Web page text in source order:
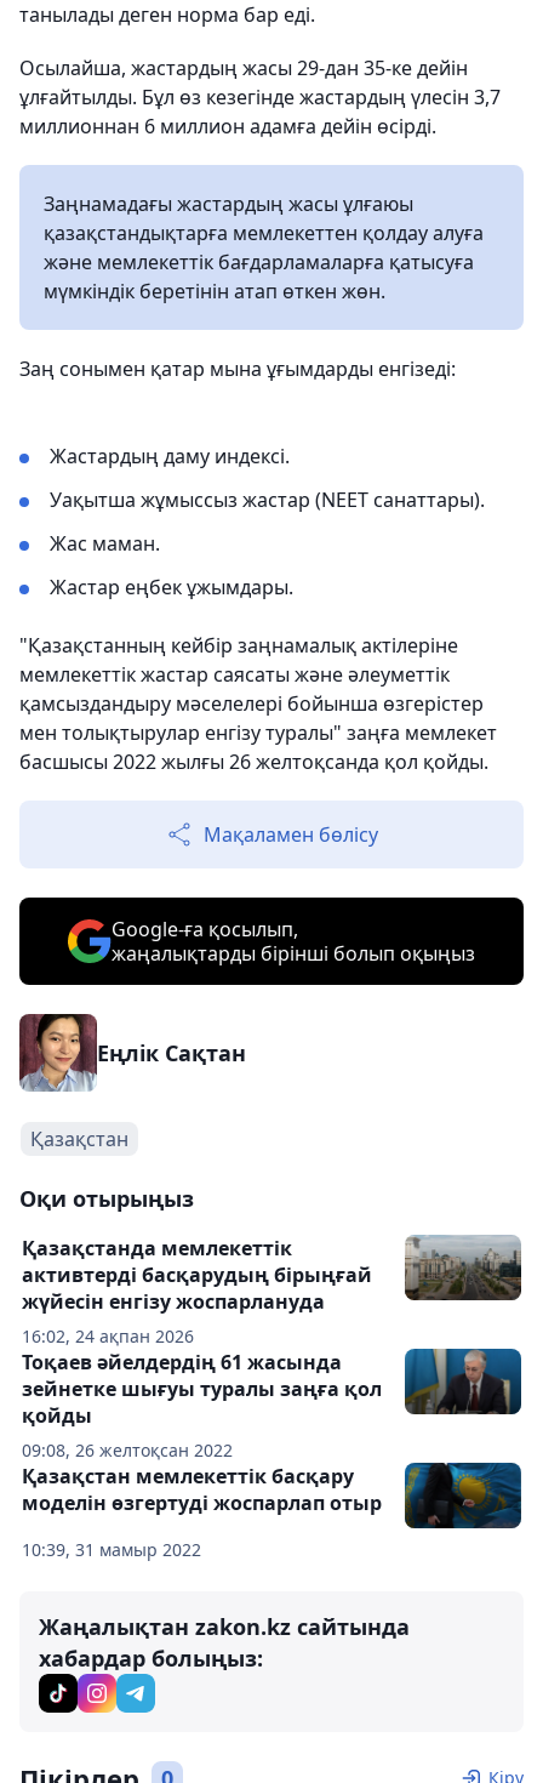
танылады деген норма бар еді.
Осылайша, жастардың жасы 29-дан 35-ке дейін
ұлғайтылды. Бұл өз кезегінде жастардың үлесін 3,7
миллионнан 6 миллион адамға дейін өсірді.
Заңнамадағы жастардың жасы ұлғаюы
қазақстандықтарға мемлекеттен қолдау алуға
және мемлекеттік бағдарламаларға қатысуға
мүмкіндік беретінін атап өткен жөн.
Заң сонымен қатар мына ұғымдарды енгізеді:
Жастардың даму индексі.
Уақытша жұмыссыз жастар (NEET санаттары).
Жас маман.
Жастар еңбек ұжымдары.
"Қазақстанның кейбір заңнамалық актілеріне
мемлекеттік жастар саясаты және әлеуметтік
қамсыздандыру мәселелері бойынша өзгерістер
мен толықтырулар енгізу туралы" заңға мемлекет
басшысы 2022 жылғы 26 желтоқсанда қол қойды.
Мақаламен бөлісу
Google-ға қосылып,
жаңалықтарды бірінші болып оқыңыз
Еңлік Сақтан
Қазақстан
Оқи отырыңыз
16:02, 24 ақпан 2026
Қазақстанда мемлекеттік
активтерді басқарудың бірыңғай
жүйесін енгізу жоспарлануда
09:08, 26 желтоқсан 2022
Тоқаев әйелдердің 61 жасында
зейнетке шығуы туралы заңға қол
қойды
10:39, 31 мамыр 2022
Қазақстан мемлекеттік басқару
моделін өзгертуді жоспарлап отыр
Жаңалықтан zakon.kz сайтында
хабардар болыңыз:
Кіру